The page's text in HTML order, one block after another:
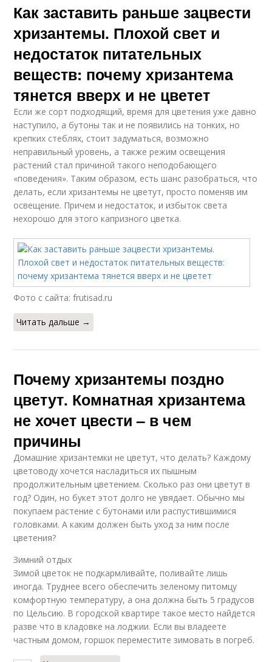
Как заставить раньше зацвести
хризантемы. Плохой свет и
недостаток питательных
веществ: почему хризантема
тянется вверх и не цветет
Если же сорт подходящий, время для цветения уже давно
наступило, а бутоны так и не появились на тонких, но
крепких стеблях, стоит задуматься, возможно
неправильный уровень, а также режим освещения
растений стал причиной такого неподобающего
«поведения». Таким образом, есть шанс разобраться, что
делать, если хризантемы не цветут, просто поменяв им
освещение. Причем и недостаток, и избыток света
нехорошо для этого капризного цветка.
Фото с сайта: frutisad.ru
Читать дальше →
Почему хризантемы поздно
цветут. Комнатная хризантема
не хочет цвести – в чем
причины
Домашние хризантемки не цветут, что делать? Каждому
цветоводу хочется насладиться их пышным
продолжительным цветением. Сколько раз они цветут в
год? Один, но букет этот долго не увядает. Обычно мы
покупаем растение с бутонами или распустившимися
головками. А каким должен быть уход за ним после
цветения?
Зимний отдых
Зимой цветок не подкармливайте, поливайте лишь
иногда. Труднее всего обеспечить зеленому питомцу
комфортную температуру, а она должна быть 5 градусов
по Цельсию. В городской квартире такое место найдется
разве что в кладовке на лоджии. Если вы владеете
частным домом, горшок переместите зимовать в погреб.